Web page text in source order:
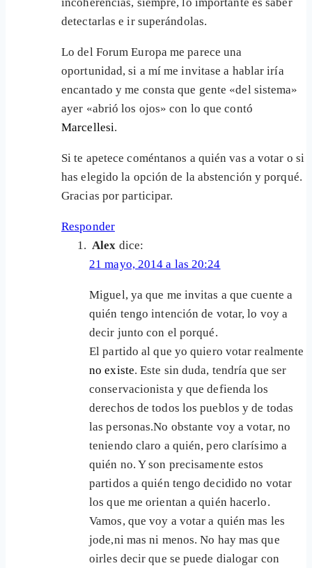
incoherencias, siempre, lo importante es saber
detectarlas e ir superándolas.
Lo del Forum Europa me parece una
oportunidad, si a mí me invitase a hablar iría
encantado y me consta que gente «del sistema»
ayer «abrió los ojos» con lo que contó
Marcellesi.
Si te apetece coméntanos a quién vas a votar o si
has elegido la opción de la abstención y porqué.
Gracias por participar.
Responder
Alex dice:
21 mayo, 2014 a las 20:24
Miguel, ya que me invitas a que cuente a
quién tengo intención de votar, lo voy a
decir junto con el porqué.
El partido al que yo quiero votar realmente
no existe. Este sin duda, tendría que ser
conservacionista y que defienda los
derechos de todos los pueblos y de todas
las personas.No obstante voy a votar, no
teniendo claro a quién, pero clarísimo a
quién no. Y son precisamente estos
partidos a quién tengo decidido no votar
los que me orientan a quién hacerlo.
Vamos, que voy a votar a quién mas les
jode,ni mas ni menos. No hay mas que
oirles decir que se puede dialogar con